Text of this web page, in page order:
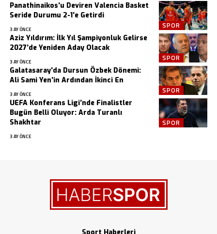
SPOR
Panathinaikos’u Deviren Valencia Basket
Seride Durumu 2-1’e Getirdi
3 AY ÖNCE
SPOR
Aziz Yıldırım: İlk Yıl Şampiyonluk Gelirse
2027’de Yeniden Aday Olacak
3 AY ÖNCE
SPOR
Galatasaray’da Dursun Özbek Dönemi:
Ali Sami Yen’in Ardından İkinci En
3 AY ÖNCE
SPOR
UEFA Konferans Ligi’nde Finalistler
Bugün Belli Oluyor: Arda Turanlı
Shakhtar
3 AY ÖNCE